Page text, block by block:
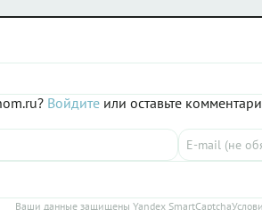
Войдите или оставьте
Ваши данные защищены Yandex SmartCaptcha